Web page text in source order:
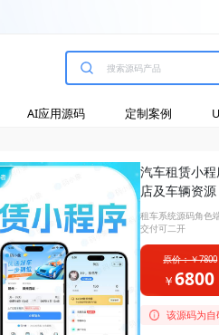
AI应用源码 定制案例
汽车租赁小
店及车辆资
租车系统源码角色
交付可二开
原价：￥7800
￥6800
该源码为